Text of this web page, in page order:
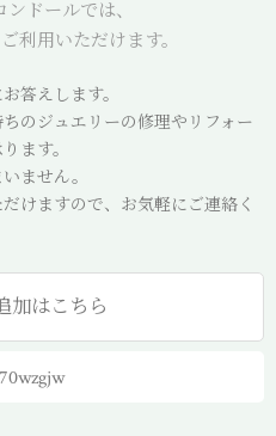
ドールでは、
利用いただけます。
答えします。
のジュエリーの修理やリフォー
ます。
ません。
けますので、お気軽にご連絡く
加はこちら